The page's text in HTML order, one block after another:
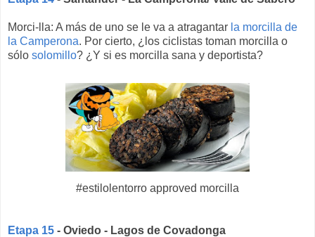
Morci-lla: A más de uno se le va a atragantar la morcilla de
la Camperona. Por cierto, ¿los ciclistas toman morcilla o
sólo solomillo? ¿Y si es morcilla sana y deportista?
#estilolentorro approved morcilla
Etapa 15 - Oviedo - Lagos de Covadonga